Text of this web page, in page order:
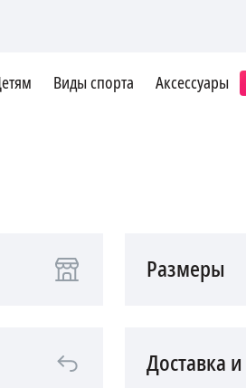
Виды спорта Аксессуары
Размеры
Доставка